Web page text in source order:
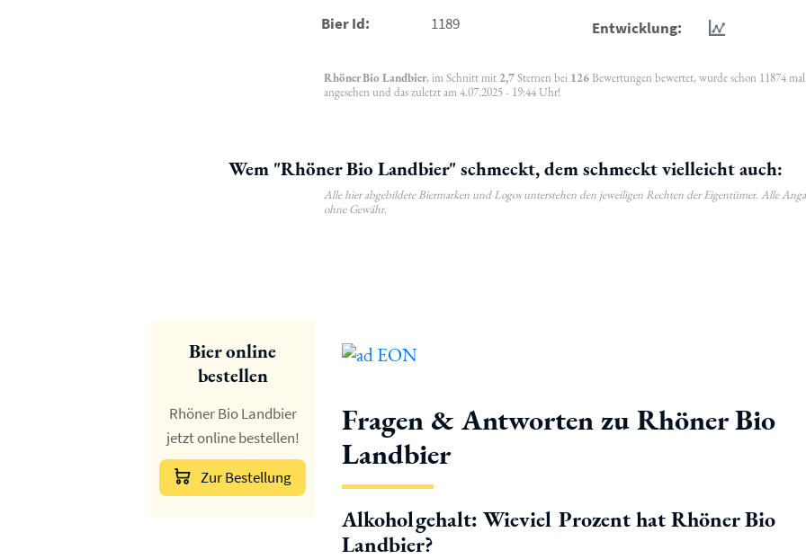
Bier Id:
1189
Entwicklung:
Rhöner Bio Landbier, im Schnitt mit 2,7Sternen bei 126Bewertungen bewertet, wurde schon 11874 mal
angesehen und das zuletzt am 4.07.2025 - 19:44 Uhr!
Wem "Rhöner Bio Landbier" schmeckt, dem schmeckt vielleicht auch:
Alle hier abgebildete Biermarken und Logos unterstehen den jeweiligen Rechten der Eigentümer. Alle
ohne Gewähr.
Bier online
bestellen
Rhöner Bio Landbier
jetzt online bestellen!
Zur Bestellung
Fragen & Antworten zu Rhöner Bio
Landbier
Alkoholgehalt: Wieviel Prozent hat Rhöner Bio
Landbier?